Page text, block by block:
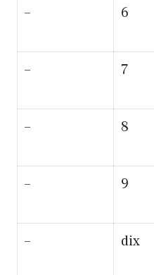
– 6
– 7
– 8
– 9
– dix